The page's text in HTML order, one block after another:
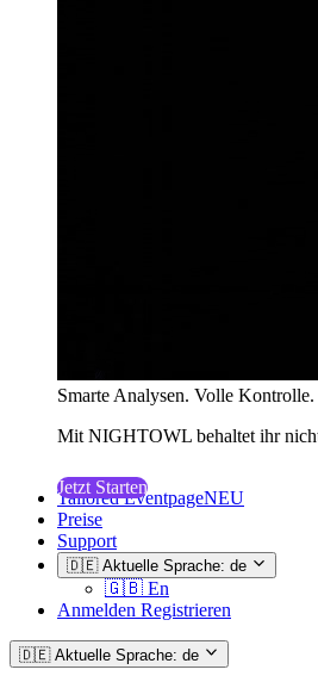
Smarte Analysen. Volle Kontrolle.
Mit NIGHTOWL behaltet ihr
Jetzt Starten
Tailored EventpageNEU
Preise
Support
🇩🇪 Aktuelle Sprache: de
🇬🇧 En
Anmelden Registrieren
🇩🇪 Aktuelle Sprache: de